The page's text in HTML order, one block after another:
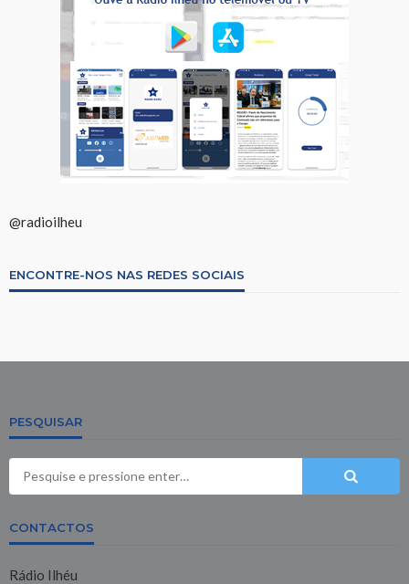
@radioilheu
ENCONTRE-NOS NAS REDES SOCIAIS
PESQUISAR
CONTACTOS
Rádio Ilhéu